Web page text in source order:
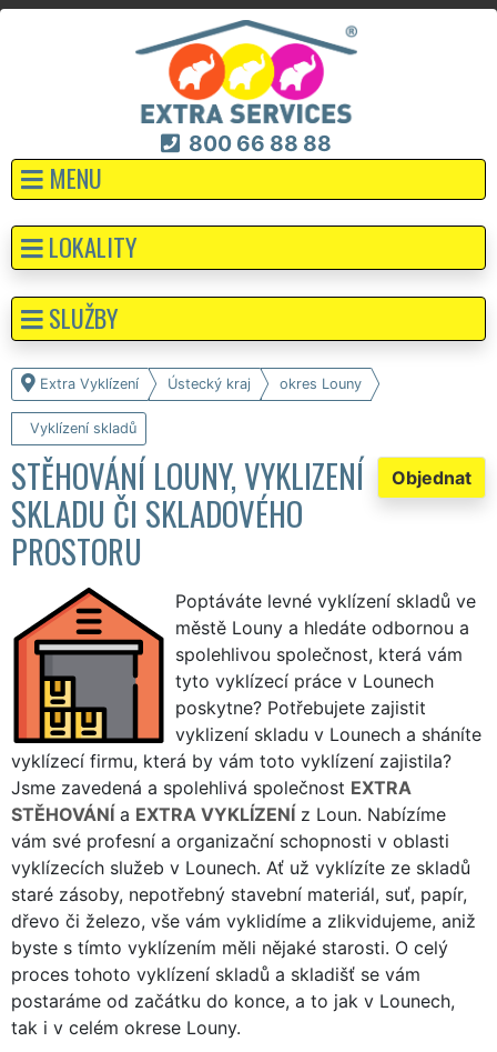
800 66 88 88
MENU
Extra Vyklízení Ústecký kraj okres Louny
Vyklízení skladů
Objednat
STĚHOVÁNÍ LOUNY, VYKLIZENÍ
SKLADU ČI SKLADOVÉHO
PROSTORU
Poptáváte levné vyklízení skladů ve
městě Louny a hledáte odbornou a
spolehlivou společnost, která vám
tyto vyklízecí práce v Lounech
poskytne? Potřebujete zajistit
vyklizení skladu v Lounech a sháníte
vyklízecí firmu, která by vám toto vyklízení zajistila?
Jsme zavedená a spolehlivá společnost EXTRA
STĚHOVÁNÍ a EXTRA VYKLÍZENÍ z Loun. Nabízíme
vám své profesní a organizační schopnosti v oblasti
vyklízecích služeb v Lounech. Ať už vyklízíte ze skladů
staré zásoby, nepotřebný stavební materiál, suť, papír,
dřevo či železo, vše vám vyklidíme a zlikvidujeme, aniž
byste s tímto vyklízením měli nějaké starosti. O celý
proces tohoto vyklízení skladů a skladišť se vám
postaráme od začátku do konce, a to jak v Lounech,
tak i v celém okrese Louny.
LOKALITY
SLUŽBY